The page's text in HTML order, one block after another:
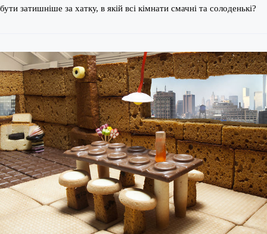
бути затишніше за хатку, в якій всі кімнати смачні та солоденькі?